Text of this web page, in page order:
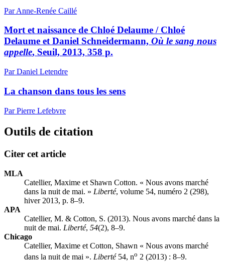
Par Anne-Renée Caillé
Mort et naissance de Chloé Delaume / Chloé
Delaume et Daniel Schneidermann, Où le sang nous
appelle, Seuil, 2013, 358 p.
Par Daniel Letendre
La chanson dans tous les sens
Par Pierre Lefebvre
Outils de citation
Citer cet article
MLA
Catellier, Maxime et Shawn Cotton. « Nous avons marché
dans la nuit de mai. » Liberté, volume 54, numéro 2 (298),
hiver 2013, p. 8–9.
APA
Catellier, M. & Cotton, S. (2013). Nous avons marché dans la
nuit de mai. Liberté, 54(2), 8–9.
Chicago
Catellier, Maxime et Cotton, Shawn « Nous avons marché
dans la nuit de mai ». Liberté54, no 2 (2013) : 8–9.